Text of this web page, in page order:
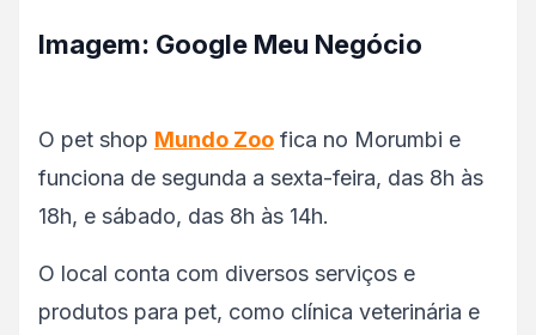
Imagem: Google Meu Negócio
O pet shop Mundo Zoo fica no Morumbi e
funciona de segunda a sexta-feira, das 8h às
18h, e sábado, das 8h às 14h.
O local conta com diversos serviços e
produtos para pet, como clínica veterinária e